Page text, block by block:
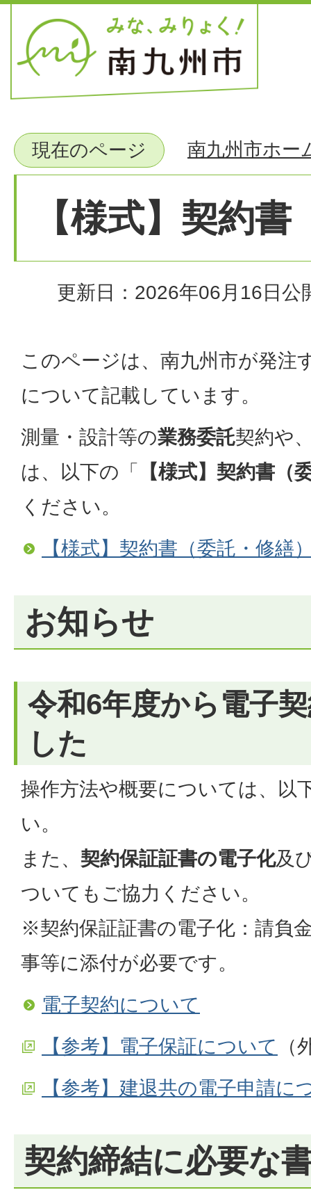
現在のページ 南九州市ホー
【様式】契約書
更新日：2026年06月16日 公
このページは、南九州市が発注
について記載しています。
測量・設計等の業務委託契約や
は、以下の「
【様式】契約書（
ください。
【様式】契約書（委託・修繕
お知らせ
令和6年度から電子
した
操作方法や概要については、以
い。
また、 契約保証証書の電子化及
ついてもご協力ください。
※契約保証証書の電子化：請負
事等に添付が必要です。
電子契約について
【参考】電子保証について
（
【参考】建退共の電子申請に
契約締結に必要な